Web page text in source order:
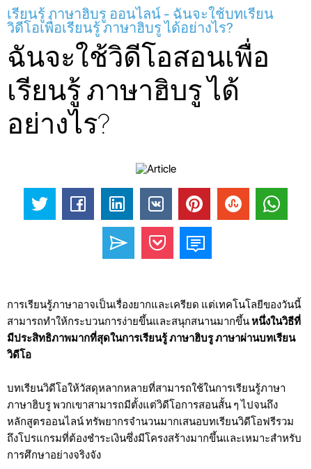
เรียนรู้ ภาษาฮิบรู ออนไลน์ - ฉันจะใช้บทเรียน
วิดีโอเพื่อเรียนรู้ ภาษาฮิบรู ได้อย่างไร?
ฉันจะใช้วิดีโอสอนเพื่อ
เรียนรู้ ภาษาฮิบรู ได้
อย่างไร?
การเรียนรู้ภาษาอาจเป็นเรื่องยากและเครียด แต่เทคโนโลยีของวันนี้
สามารถทำให้กระบวนการง่ายขึ้นและสนุกสนานมากขึ้นหนึ่งในวิธีที่
มีประสิทธิภาพมากที่สุดในการเรียนรู้ ภาษาฮิบรู ภาษาผ่านบทเรียน
วิดีโอ
บทเรียนวิดีโอให้วัสดุหลากหลายที่สามารถใช้ในการเรียนรู้ภาษา
ภาษาฮิบรู พวกเขาสามารถมีตั้งแต่วิดีโอการสอนสั้น ๆ ไปจนถึง
หลักสูตรออนไลน์ ทรัพยากรจำนวนมากเสนอบทเรียนวิดีโอฟรีรวม
ถึงโปรแกรมที่ต้องชำระเงินซึ่งมีโครงสร้างมากขึ้นและเหมาะสำหรับ
การศึกษาอย่างจริงจัง